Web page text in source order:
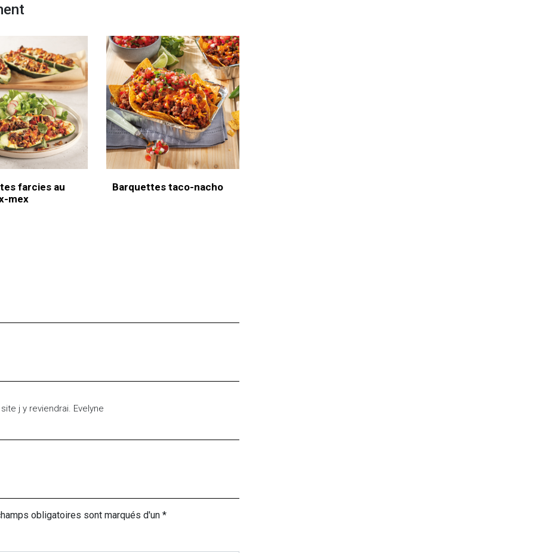
farcies au
mex
Barquettes taco-nacho
j y reviendrai. Evelyne
obligatoires sont marqués d'un *